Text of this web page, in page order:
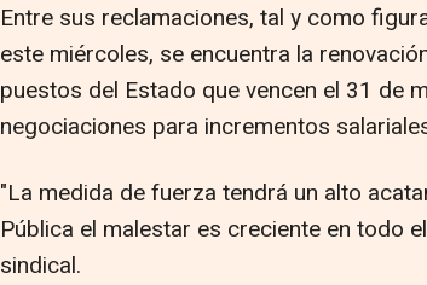
Entre sus reclamaciones, tal y como
este miércoles, se encuentra la
puestos del Estado que vencen el 31 de
negociaciones para incrementos
"La medida de fuerza tendrá un alto
Pública el malestar es creciente en todo
sindical.